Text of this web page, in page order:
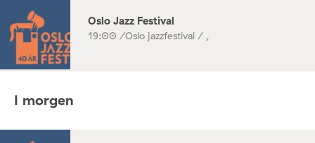
Oslo Jazz Festival
19:00 /Oslo jazzfestival / ,
I morgen